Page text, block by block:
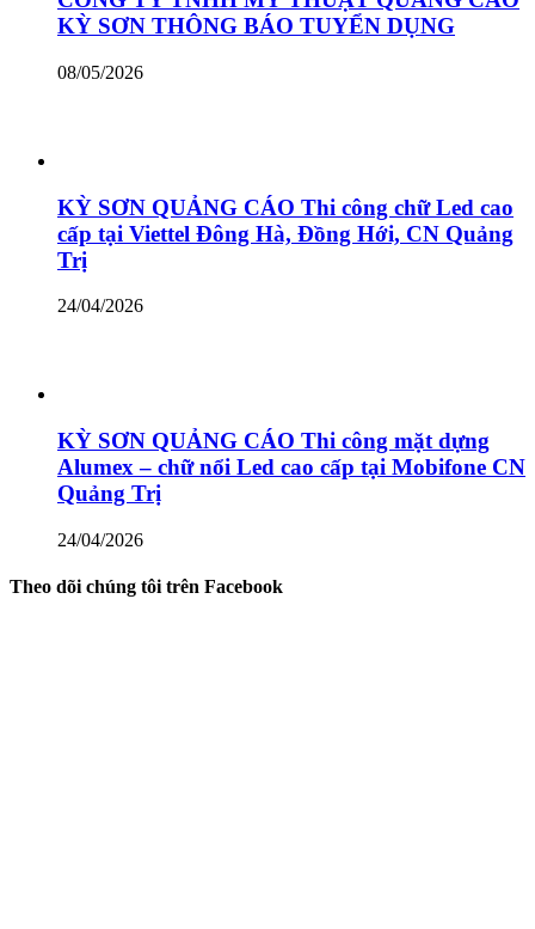
KỲ SƠN THÔNG BÁO TUYỂN DỤNG
08/05/2026
KỲ SƠN QUẢNG CÁO Thi công chữ Led cao
cấp tại Viettel Đông Hà, Đồng Hới, CN Quảng
Trị
24/04/2026
KỲ SƠN QUẢNG CÁO Thi công mặt dựng
Alumex – chữ nổi Led cao cấp tại Mobifone CN
Quảng Trị
24/04/2026
Theo dõi chúng tôi trên Facebook